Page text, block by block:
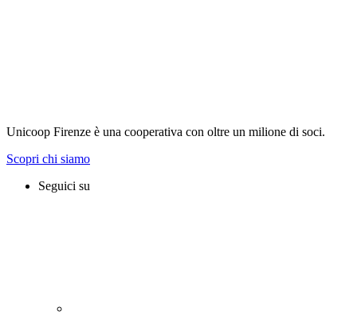
Unicoop Firenze è una cooperativa con oltre un milione di soci.
Scopri chi siamo
Seguici su